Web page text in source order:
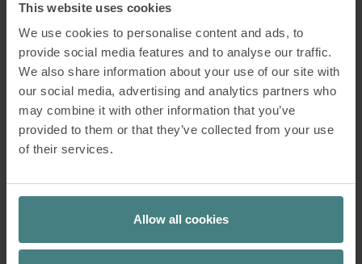
This website uses cookies
We use cookies to personalise content and ads, to
provide social media features and to analyse our traffic.
We also share information about your use of our site with
our social media, advertising and analytics partners who
may combine it with other information that you’ve
provided to them or that they’ve collected from your use
of their services.
Allow all cookies
Insektenwelt, die für uns sehr wichtig
sind, weil sie natürliche
Schädlingsregulatoren sind. Auch das
Zusammenspiel im Boden – von
Regenwürmern bis hin zu
Mikroorganismen – ist von großer
Bedeutung für uns. Es ist ein
unglaublicher Schatz, mit diesen
Menschen können ihre Arbeit gar nicht
Leistung profitieren.